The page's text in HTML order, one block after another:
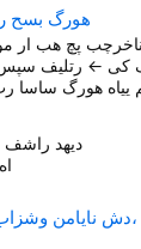
هورگ بسح
پچ هب ار
کی ← رتلیف
ییاه هورگ ساسا
دیهد راشف
،دش نایامن